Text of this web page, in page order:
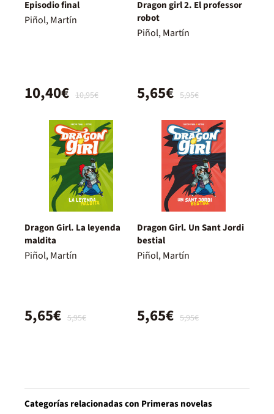
Episodio final
Piñol, Martín
10,95€
10,40€
Dragon girl 2. El professor
robot
Piñol, Martín
5,95€
5,65€
Dragon Girl. La leyenda
maldita
Piñol, Martín
5,95€
5,65€
Dragon Girl. Un Sant Jordi
bestial
Piñol, Martín
5,95€
5,65€
Categorías relacionadas con Primeras novelas